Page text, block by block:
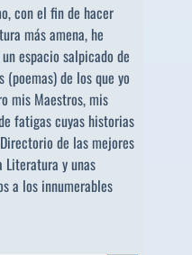
con el fin de hacer
más amena, he
espacio salpicado de
(poemas) de los que yo
mis Maestros, mis
fatigas cuyas historias
de las mejores
Literatura y unas
a los innumerables